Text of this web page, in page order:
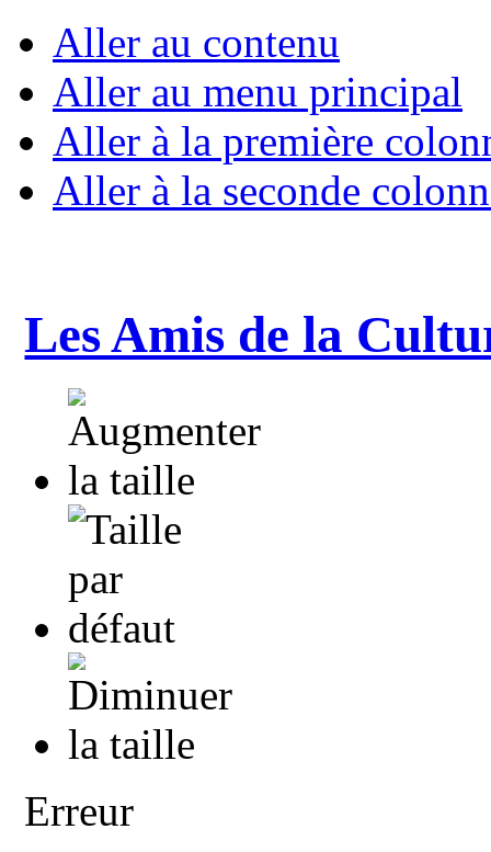
Aller au contenu
Aller au menu principal
Aller à la première
Aller à la seconde
Les Amis de la
Erreur